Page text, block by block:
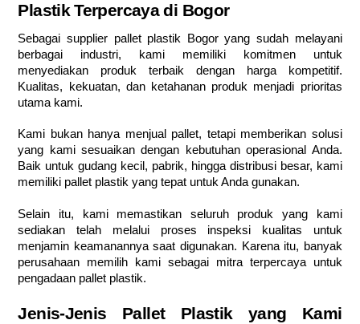
Plastik Terpercaya di Bogor
Sebagai supplier pallet plastik Bogor yang sudah melayani
berbagai industri, kami memiliki komitmen untuk
menyediakan produk terbaik dengan harga kompetitif.
Kualitas, kekuatan, dan ketahanan produk menjadi prioritas
utama kami.
Kami bukan hanya menjual pallet, tetapi memberikan solusi
yang kami sesuaikan dengan kebutuhan operasional Anda.
Baik untuk gudang kecil, pabrik, hingga distribusi besar, kami
memiliki pallet plastik yang tepat untuk Anda gunakan.
Selain itu, kami memastikan seluruh produk yang kami
sediakan telah melalui proses inspeksi kualitas untuk
menjamin keamanannya saat digunakan. Karena itu, banyak
perusahaan memilih kami sebagai mitra terpercaya untuk
pengadaan pallet plastik.
Jenis-Jenis Pallet Plastik yang Kami